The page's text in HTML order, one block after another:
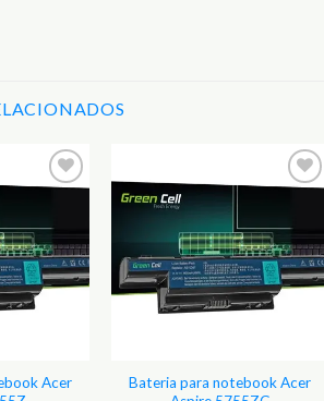
Favoritos
Acer
Favoritos
Bateria para notebook Acer